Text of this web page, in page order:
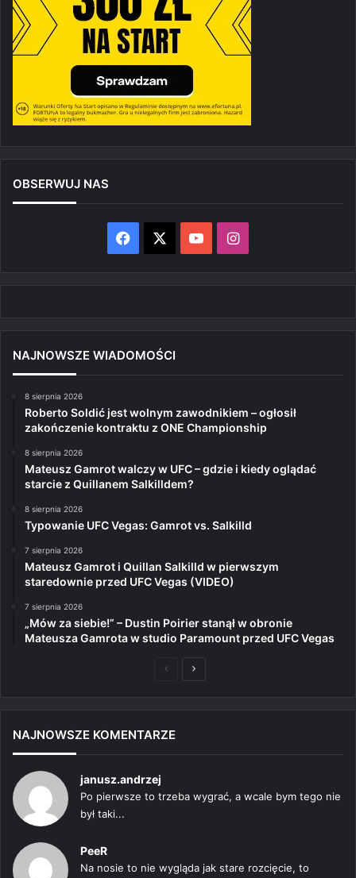
OBSERWUJ NAS
Facebook YouTubeInstagram
NAJNOWSZE WIADOMOŚCI
8 sierpnia 2026
Roberto Soldić jest wolnym zawodnikiem – ogłosił
zakończenie kontraktu z ONE Championship
8 sierpnia 2026
Mateusz Gamrot walczy w UFC – gdzie i kiedy oglądać
starcie z Quillanem Salkilldem?
8 sierpnia 2026
Typowanie UFC Vegas: Gamrot vs. Salkilld
7 sierpnia 2026
Mateusz Gamrot i Quillan Salkilld w pierwszym
staredownie przed UFC Vegas (VIDEO)
7 sierpnia 2026
„Mów za siebie!” – Dustin Poirier stanął w obronie
Mateusza Gamrota w studio Paramount przed UFC Vegas
PoprzedniaNastępna
NAJNOWSZE KOMENTARZE
janusz.andrzej
Po pierwsze to trzeba wygrać, a wcale bym tego nie
był taki...
PeeR
Na nosie to nie wygląda jak stare rozcięcie, to